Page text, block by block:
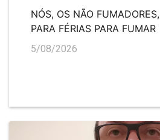
NÓS, OS NÃO
PARA FÉRIAS PARA FUMAR
5/08/2026